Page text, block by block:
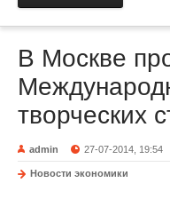
В Москве
творческих
admin 27-07-2014, 19:54
Новости экономики